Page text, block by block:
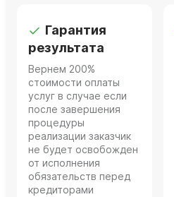
Гарантия
результата
Вернем 200%
стоимости оплаты
услуг в случае если
после завершения
процедуры
реализации заказчик
не будет освобожден
от исполнения
обязательств перед
кредиторами